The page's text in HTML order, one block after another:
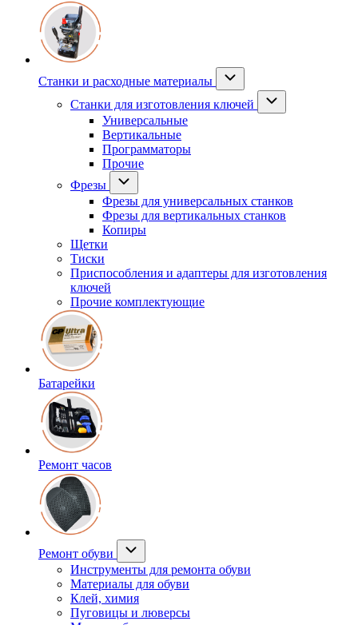
Станки и расходные материалы
Станки для изготовления ключей
Универсальные
Вертикальные
Программаторы
Прочие
Фрезы
Фрезы для универсальных станков
Фрезы для вертикальных станков
Копиры
Щетки
Тиски
Приспособления и адаптеры для изготовления
ключей
Прочие комплектующие
Батарейки
Ремонт часов
Ремонт обуви
Инструменты для ремонта обуви
Материалы для обуви
Клей, химия
Пуговицы и люверсы